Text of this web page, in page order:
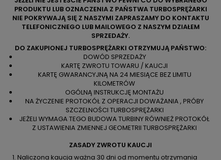
PRODUKTU LUB OZNACZENIA Z PAŃSTWA TURBOSPRĘŻARKI
NIE POKRYWAJĄ SIĘ Z NASZYMI ZAPRASZAMY DO KONTAKTU
TELEFONICZNEGO LUB MAILOWEGO Z NASZYM DZIAŁEM
SPRZEDAŻY.
DO ZAKUPIONEJ TURBOSPRĘŻARKI OTRZYMUJĄ PAŃSTWO:
DOWÓD SPRZEDAŻY
KARTĘ ZWROTU TOWARU / KAUCJI
KARTĘ GWARANCYJNĄ NA 24 MIESIĄCE BEZ LIMITU
KILOMETRÓW
OGÓLNĄ INSTRUKCJĘ MONTAŻU
NA ŻYCZENIE PROTOKÓŁ Z OPERACJI DOWAŻANIA , PRÓBY
SZCZELNOŚCI TURBOSPRĘŻARKI
JEŻELI WYMAGA TEGO BUDOWA TURBINY RÓWNIEŻ PROTOKÓŁ
Z USTAWIENIA ZMIENNEJ GEOMETRII TURBOSPRĘŻARKI
ZASADY ZWROTU KAUCJI
Naliczona kaucja ważna 30 dni od momentu otrzymania